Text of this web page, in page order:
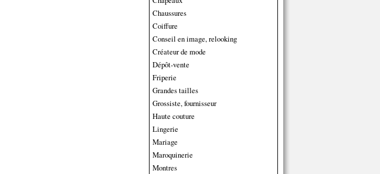
Chaussures
Coiffure
Conseil en image, relooking
Créateur de mode
Dépôt-vente
Friperie
Grandes tailles
Grossiste, fournisseur
Haute couture
Lingerie
Mariage
Maroquinerie
Montres